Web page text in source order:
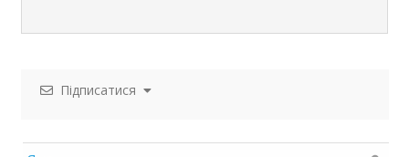
Підписатися